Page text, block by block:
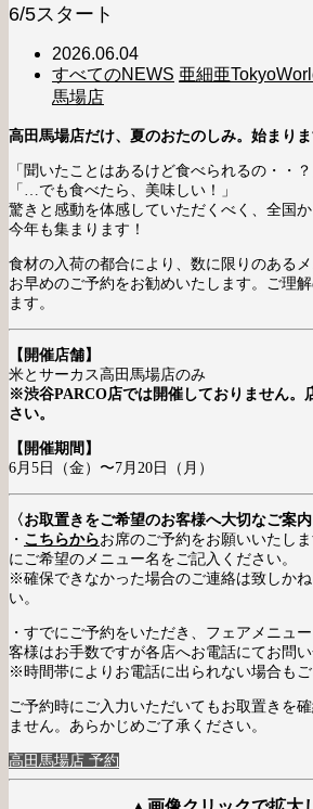
6/5スタート
2026.06.04
すべてのNEWS 亜細亜
馬場店
高田馬場店だけ、夏のおたのしみ。始まりま
「聞いたことはあるけど食べられるの・・？
「…でも食べたら、美味しい！」
驚きと感動を体感していただくべく、全国
今年も集まります！
食材の入荷の都合により、数に限りのあるメ
お早めのご予約をお勧めいたします。ご理
ます。
【開催店舗】
米とサーカス高田馬場店のみ
※渋谷PARCO店では開催しておりません。
さい。
【開催期間】
6月5日（金）〜7月20日（月）
〈お取置きをご希望のお客様へ大切なご案内
・ こちらからお席のご予約をお願いいたし
にご希望のメニュー名をご記入ください。
※確保できなかった場合のご連絡は致しか
い。
・すでにご予約をいただき、フェアメニュ
客様はお手数ですが各店へお電話にてお問い
※時間帯によりお電話に出られない場合もご
ご予約時にご入力いただいてもお取置きを
ません。あらかじめご了承ください。
高田馬場店 予約